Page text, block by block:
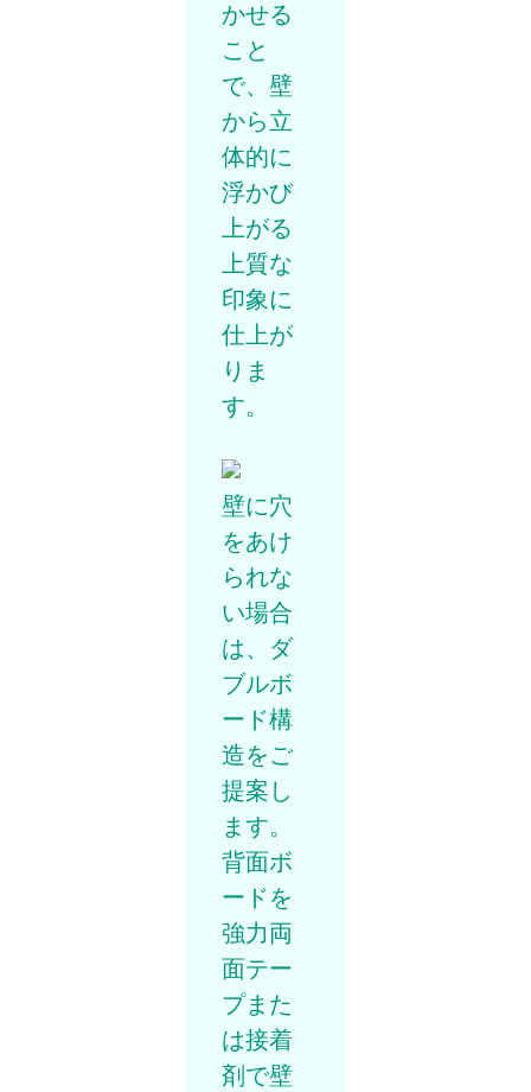
かせる
こと
で、壁
から立
体的に
浮かび
上がる
上質な
印象に
仕上が
りま
す。
壁に穴
をあけ
られな
い場合
は、ダ
ブルボ
ード構
造をご
提案し
ます。
背面ボ
ードを
強力両
面テー
プまた
は接着
剤で壁